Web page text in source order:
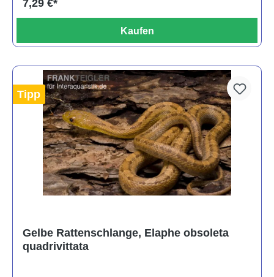
7,29 €*
Kaufen
Tipp
Gelbe Rattenschlange, Elaphe obsoleta
quadrivittata